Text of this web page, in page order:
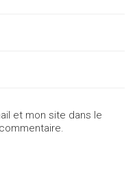
et mon site dans le